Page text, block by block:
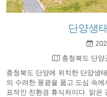
단양생
충청북도 단양
충청북도 단양에 위치한 단양생
의 수려한 풍광을 품고 도심 속
표적인 친환경 휴식처이다. 맑은